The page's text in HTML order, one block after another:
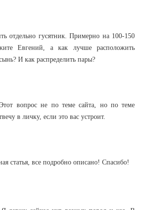
отдельно гусятник. Примерно на 100-150
Евгений, а как лучше расположить
И как распределить пары?
Этот вопрос не по теме сайта, но по теме
в личку, если это вас устроит.
статья, все подробно описано! Спасибо!